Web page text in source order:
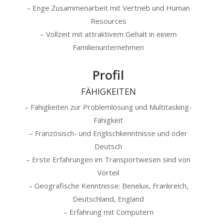
– Enge Zusammenarbeit mit Vertrieb und Human
Resources
– Vollzeit mit attraktivem Gehalt in einem
Familienunternehmen
Profil
FÄHIGKEITEN
– Fähigkeiten zur Problemlösung und Multitasking-
Fähigkeit
– Französisch- und Englischkenntnisse und oder
Deutsch
– Erste Erfahrungen im Transportwesen sind von
Vorteil
– Geografische Kenntnisse: Benelux, Frankreich,
Deutschland, England
– Erfahrung mit Computern